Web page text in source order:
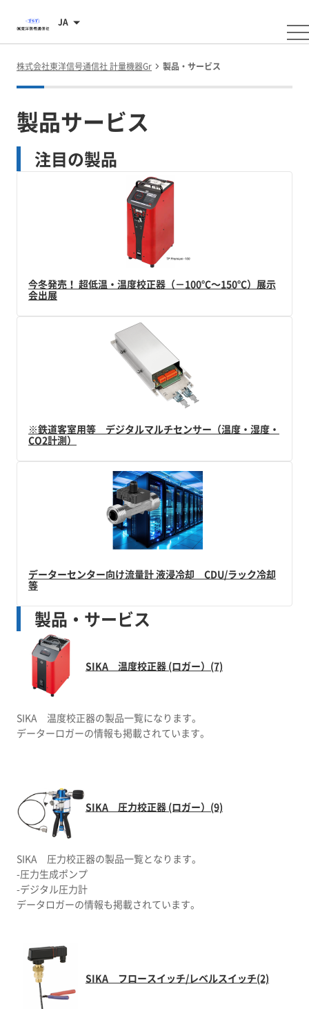
JA
株式会社東洋信号通信社 計量機器Gr 製品・サービス
製品サービス
注目の製品
今冬発売！ 超低温・温度校正器（－100℃～150℃）展示
会出展
※鉄道客室用等 デジタルマルチセンサー（温度・湿度・
CO2計測）
データーセンター向け流量計 液浸冷却 CDU/ラック冷却
等
製品・サービス
SIKA 温度校正器 (ロガー）(7)
SIKA 温度校正器の製品一覧になります。
データーロガーの情報も掲載されています。
SIKA 圧力校正器 (ロガー）(9)
SIKA 圧力校正器の製品一覧となります。
-圧力生成ポンプ
-デジタル圧力計
データロガーの情報も掲載されています。
SIKA フロースイッチ/レベルスイッチ(2)